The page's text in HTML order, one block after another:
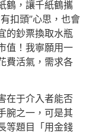
鶴，讓千紙鶴攜
扣頭”心思，也會
的鈔票換取水瓶
值！我寧願用一
費活氣，需求各
在于介入者能否
腕之一，可是其
等題目「用金錢